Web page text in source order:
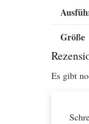
Größe
Es gibt